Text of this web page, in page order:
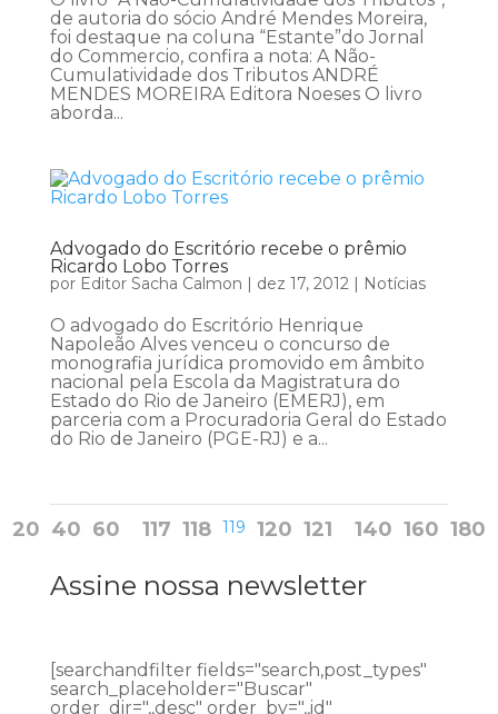
de autoria do sócio André Mendes Moreira,
foi destaque na coluna “Estante”do Jornal
do Commercio, confira a nota: A Não-
Cumulatividade dos Tributos ANDRÉ
MENDES MOREIRA Editora Noeses O livro
aborda...
Advogado do Escritório recebe o prêmio
Ricardo Lobo Torres
por Editor Sacha Calmon | dez 17, 2012| Notícias
O advogado do Escritório Henrique
Napoleão Alves venceu o concurso de
monografia jurídica promovido em âmbito
nacional pela Escola da Magistratura do
Estado do Rio de Janeiro (EMERJ), em
parceria com a Procuradoria Geral do Estado
do Rio de Janeiro (PGE-RJ) e a...
20 40 60 117 118 119 120 121 140 160 180
Assine nossa newsletter
[searchandfilter fields="search,post_types"
search_placeholder="Buscar"
order_dir=",,desc" order_by=",,id"